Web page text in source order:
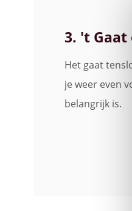
3. 't
Het gaat
je weer even
belangrijk is.